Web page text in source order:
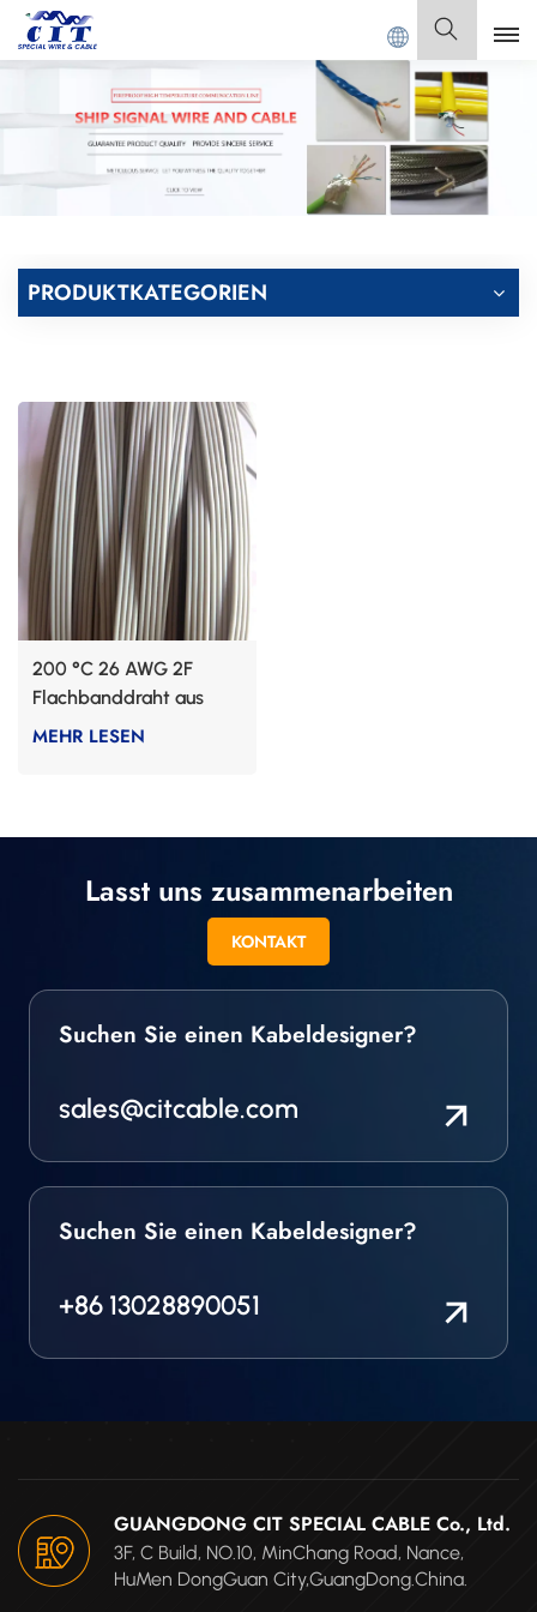
CIT SPECIAL CABLE Co., Ltd. Deutsch
English
Français
Italiano
PRODUKTKATEGORIEN
200 °C 26 AWG 2F
Flachbanddraht aus
Fluorelastomer
MEHR LESEN
Lasst uns zusammenarbeiten
KONTAKT
Suchen Sie einen Kabeldesigner?
sales@citcable.com
Suchen Sie einen Kabeldesigner?
+86 13028890051
GUANGDONG CIT SPECIAL CABLE Co., Ltd.
3F, C Build, NO.10, MinChang Road, Nance,
HuMen DongGuan City,GuangDong.China.